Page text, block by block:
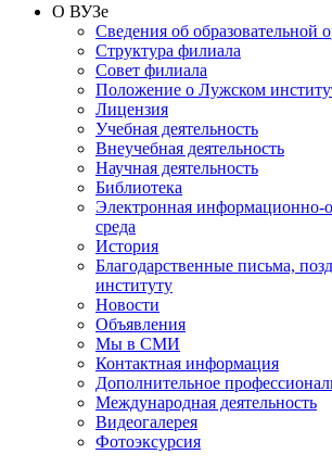
О ВУЗе
Сведения об образовательной
Структура филиала
Совет филиала
Положение о Лужском
Лицензия
Учебная деятельность
Внеучебная деятельность
Научная деятельность
Библиотека
Электронная информационно-
среда
История
Благодарственные письма,
институту
Новости
Объявления
Мы в СМИ
Контактная информация
Дополнительное
Международная деятельность
Видеогалерея
Фотоэксурсия